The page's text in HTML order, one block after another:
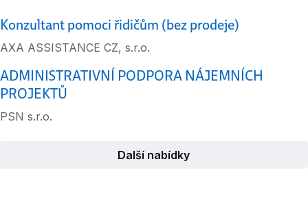
Konzultant pomoci řidičům (bez prodeje)
AXA ASSISTANCE CZ, s.r.o.
ADMINISTRATIVNÍ PODPORA NÁJEMNÍCH
PROJEKTŮ
PSN s.r.o.
Další nabídky